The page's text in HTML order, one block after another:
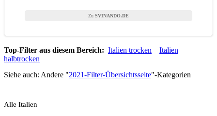
SVINANDO.DE
Top-Filter aus diesem Bereich: Italien trocken – Italien
halbtrocken
Siehe auch: Andere "2021-Filter-Übersichtsseite"-Kategorien
Alle Italien